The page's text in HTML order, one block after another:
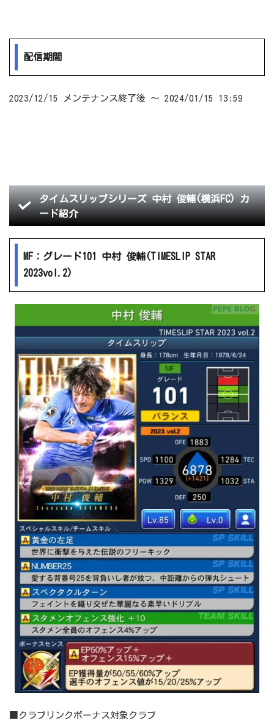
配信期間
2023/12/15 メンテナンス終了後 ～ 2024/01/15 13:59
タイムスリップシリーズ 中村 俊輔(横浜FC) カ
ード紹介
MF：グレード101 中村 俊輔(TIMESLIP STAR
2023vol.2)
■クラブリンクボーナス対象クラブ